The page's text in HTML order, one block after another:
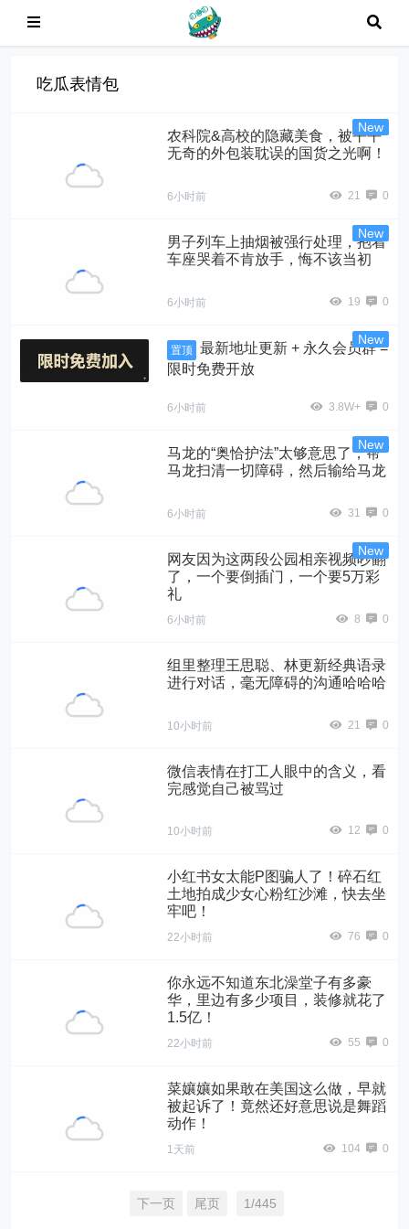
吃瓜表情包
农科院&高校的隐藏美食，被平平
无奇的外包装耽误的国货之光啊！
6小时前 21 0
男子列车上抽烟被强行处理，抱着
车座哭着不肯放手，悔不该当初
6小时前 19 0
置顶
最新地址更新 + 永久会员群 =
限时免费开放
6小时前 3.8W+ 0
马龙的“奥恰护法”太够意思了，帮
马龙扫清一切障碍，然后输给马龙
6小时前 31 0
网友因为这两段公园相亲视频吵翻
了，一个要倒插门，一个要5万彩
礼
6小时前 8 0
组里整理王思聪、林更新经典语录
进行对话，毫无障碍的沟通哈哈哈
10小时前 21 0
微信表情在打工人眼中的含义，看
完感觉自己被骂过
10小时前 12 0
小红书女太能P图骗人了！碎石红
土地拍成少女心粉红沙滩，快去坐
牢吧！
22小时前 76 0
你永远不知道东北澡堂子有多豪
华，里边有多少项目，装修就花了
1.5亿！
22小时前 55 0
菜孃孃如果敢在美国这么做，早就
被起诉了！竟然还好意思说是舞蹈
动作！
1天前 104 0
下一页 尾页 1/445